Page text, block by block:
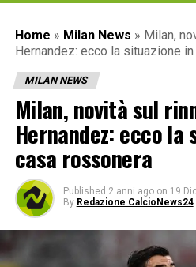
Home » Milan News » Milan,
Hernandez: ecco la situazione
MILAN NEWS
Milan, novità sul
Hernandez: ecco la
casa rossonera
Published 2 anni ago on 19
By Redazione CalcioNews24